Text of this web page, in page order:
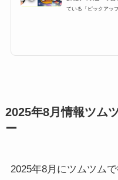
ている「ピックアッ
2025年8月情報ツム
ー
2025年8月にツムツム